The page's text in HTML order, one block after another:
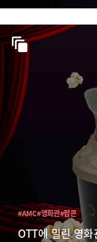
OTT에 밀린 영
#AMC#영화관#팝콘